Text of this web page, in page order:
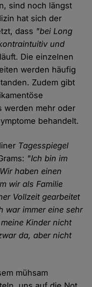
sind noch längst
hat sich der
dass "bei Long
und
läuft. Die einzelnen
werden häufig
Zudem gibt
werden mehr oder
behandelt.
Tagesspiegel
"Ich bin im
haben einen
wir als Familie
Vollzeit gearbeitet
war immer eine sehr
Kinder nicht
da, aber nicht
mühsam